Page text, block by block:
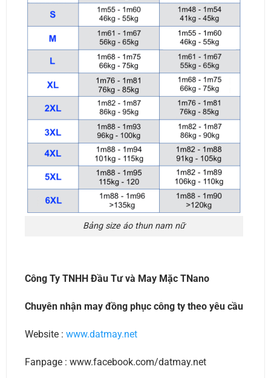
Bảng size áo thun nam nữ
Công Ty TNHH Đầu Tư và May Mặc TNano
Chuyên nhận may đồng phục công ty theo yêu cầu
Website : www.datmay.net
Fanpage : www.facebook.com/datmay.net